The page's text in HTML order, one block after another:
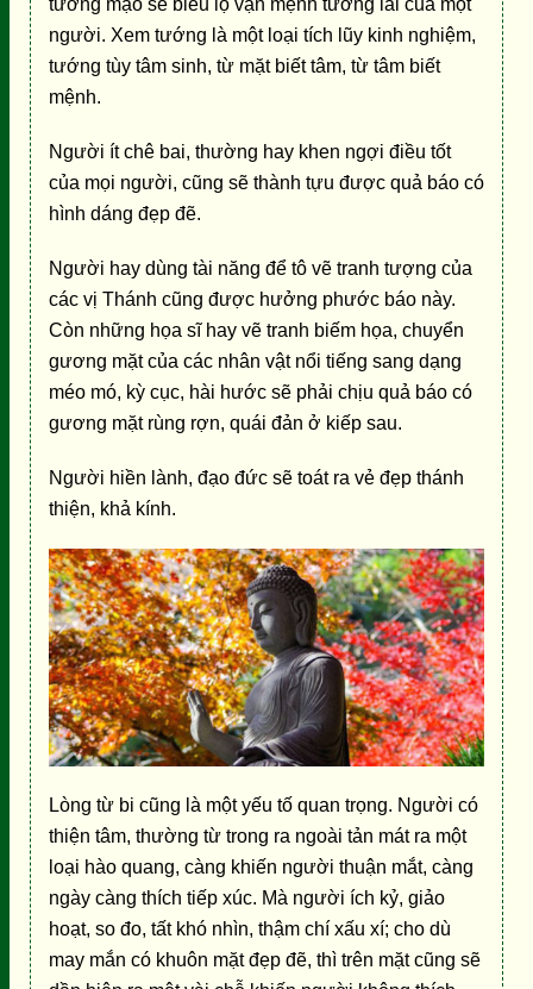
người. Xem tướng là một loại tích lũy kinh nghiệm,
tướng tùy tâm sinh, từ mặt biết tâm, từ tâm biết
mệnh.
Người ít chê bai, thường hay khen ngợi điều tốt
của mọi người, cũng sẽ thành tựu được quả báo có
hình dáng đẹp đẽ.
Người hay dùng tài năng để tô vẽ tranh tượng của
các vị Thánh cũng được hưởng phước báo này.
Còn những họa sĩ hay vẽ tranh biếm họa, chuyển
gương mặt của các nhân vật nổi tiếng sang dạng
méo mó, kỳ cục, hài hước sẽ phải chịu quả báo có
gương mặt rùng rợn, quái đản ở kiếp sau.
Người hiền lành, đạo đức sẽ toát ra vẻ đẹp thánh
thiện, khả kính.
Lòng từ bi cũng là một yếu tố quan trọng. Người có
thiện tâm, thường từ trong ra ngoài tản mát ra một
loại hào quang, càng khiến người thuận mắt, càng
ngày càng thích tiếp xúc. Mà người ích kỷ, giảo
hoạt, so đo, tất khó nhìn, thậm chí xấu xí; cho dù
may mắn có khuôn mặt đẹp đẽ, thì trên mặt cũng sẽ